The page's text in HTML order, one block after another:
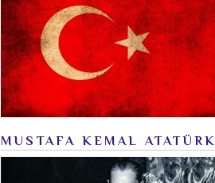
MUSTAFA KEMAL ATATÜRK